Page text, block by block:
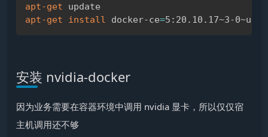
apt-get
apt-get
install docker-ce=5:20.10.17~3-
安装 nvidia-docker
因为业务需要在容器环境中调用 nvidia 显卡，所以仅仅宿
主机调用还不够